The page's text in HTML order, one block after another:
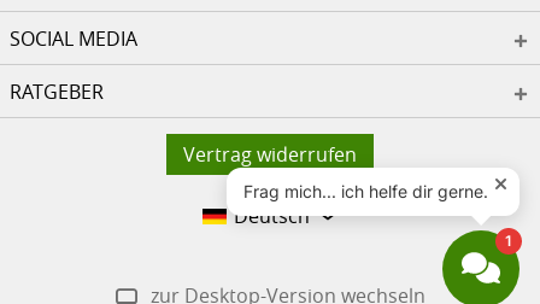
SOCIAL MEDIA
RATGEBER
Vertrag widerrufen
Deutsch
zur Desktop-Version wechseln